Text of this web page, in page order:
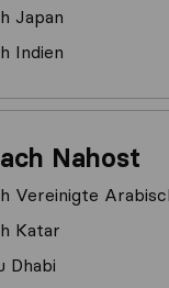
Japan
Indien
Nahost
Vereinigte
Katar
Dhabi